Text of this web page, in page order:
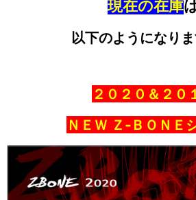
現在の在庫
以下のようになりま
２０２０＆２０
ＮＥＷ Ｚ‐ＢＯＮＥ